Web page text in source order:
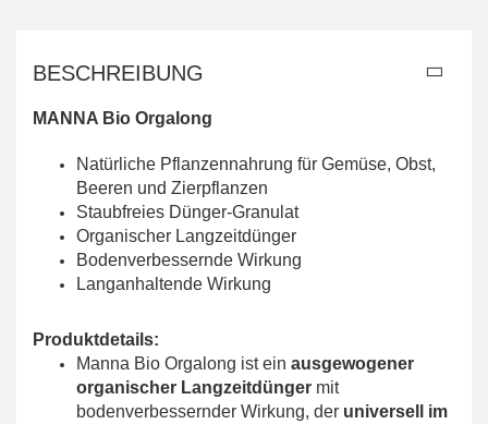
BESCHREIBUNG
MANNA Bio Orgalong
Natürliche Pflanzennahrung für Gemüse, Obst,
Beeren und Zierpflanzen
Staubfreies Dünger-Granulat
Organischer Langzeitdünger
Bodenverbessernde Wirkung
Langanhaltende Wirkung
Produktdetails:
Manna Bio Orgalong ist ein ausgewogener
organischer Langzeitdünger mit
bodenverbessernder Wirkung, der universell im